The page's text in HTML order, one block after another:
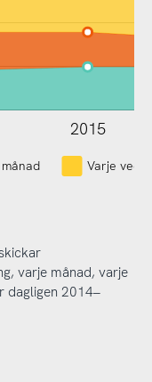
2015
Varje vecka
varje månad, varje
dagligen 2014–